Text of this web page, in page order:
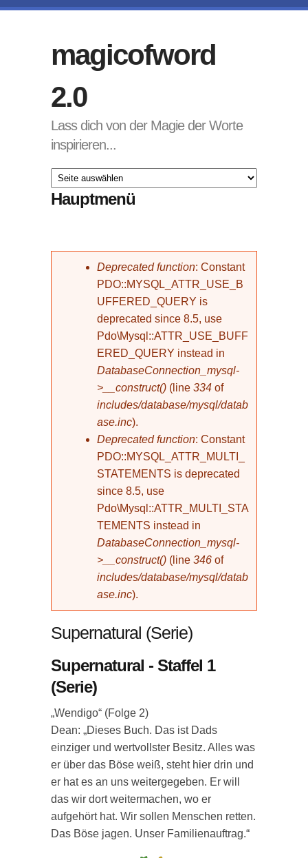
magicofword
2.0
Lass dich von der Magie der Worte
inspirieren...
Hauptmenü
Fehlermeldung
Deprecated function: Constant
PDO::MYSQL_ATTR_USE_B
UFFERED_QUERY is
deprecated since 8.5, use
Pdo\Mysql::ATTR_USE_BUFF
ERED_QUERY instead in
DatabaseConnection_mysql-
>__construct() (line 334 of
includes/database/mysql/datab
ase.inc).
Deprecated function: Constant
PDO::MYSQL_ATTR_MULTI_
STATEMENTS is deprecated
since 8.5, use
Pdo\Mysql::ATTR_MULTI_STA
TEMENTS instead in
DatabaseConnection_mysql-
>__construct() (line 346 of
includes/database/mysql/datab
ase.inc).
Supernatural (Serie)
Supernatural - Staffel 1
(Serie)
„Wendigo“ (Folge 2)
Dean: „Dieses Buch. Das ist Dads
einziger und wertvollster Besitz. Alles was
er über das Böse weiß, steht hier drin und
er hat es an uns weitergegeben. Er will
das wir dort weitermachen, wo er
aufgehört hat. Wir sollen Menschen retten.
Das Böse jagen. Unser Familienauftrag.“